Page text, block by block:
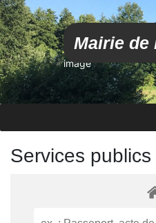
Mairie de
image
Services publics